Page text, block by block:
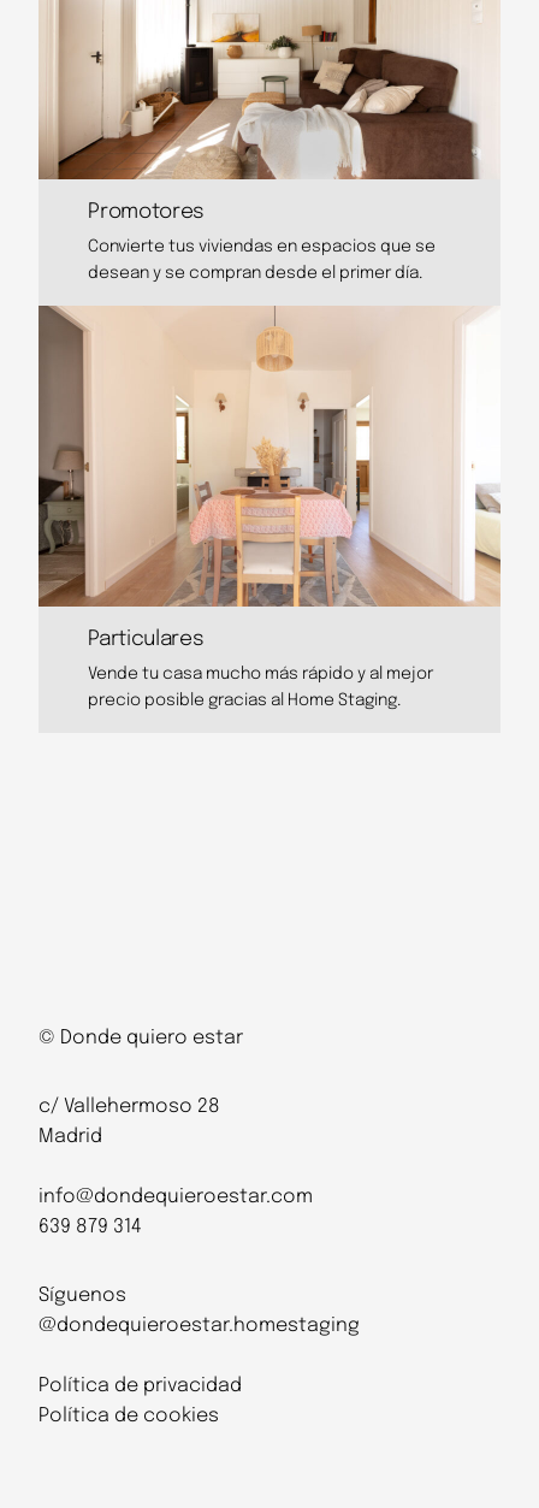
Promotores
Convierte tus viviendas en espacios que se
desean y se compran desde el primer día.
Particulares
Vende tu casa mucho más rápido y al mejor
precio posible gracias al Home Staging.
© Donde quiero estar
c/ Vallehermoso 28
Madrid
info@dondequieroestar.com
639 879 314
Síguenos
@dondequieroestar.homestaging
Política de privacidad
Política de cookies